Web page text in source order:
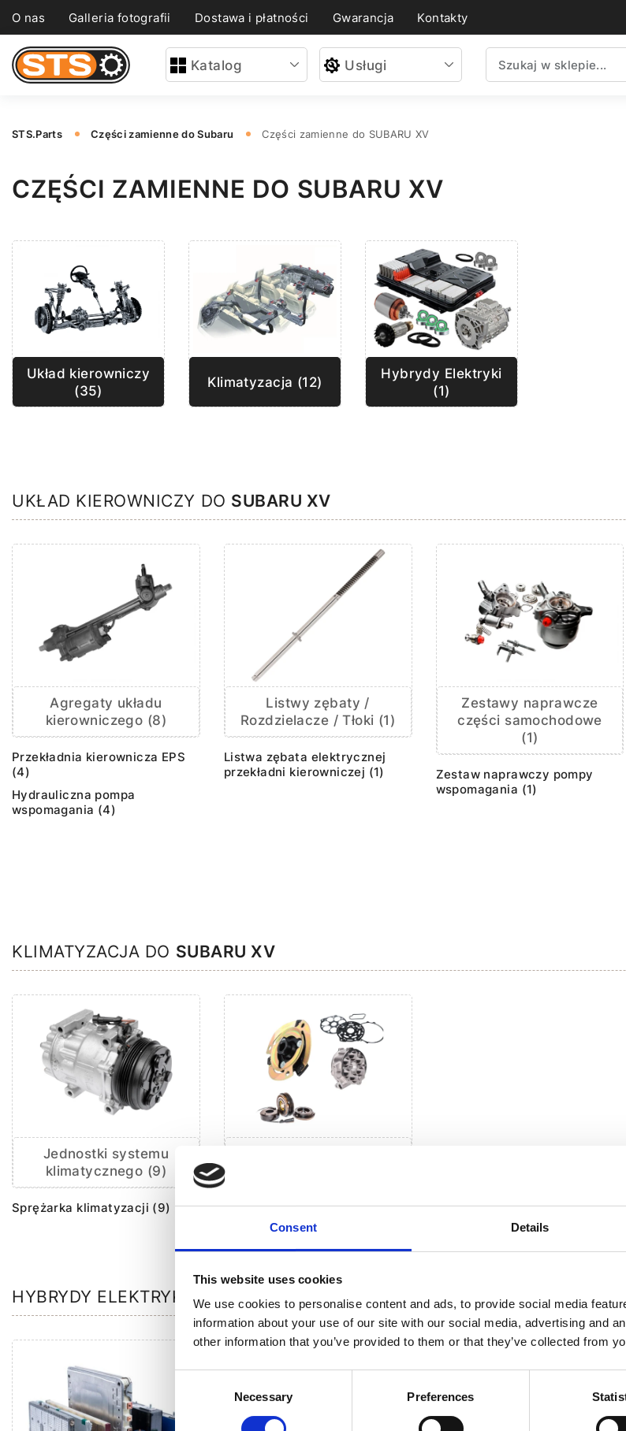
Consent Details
This website uses cookies
We use cookies to personalise content and ads, to provide social media
information about your use of our site with our social media, advertising and
other information that you’ve provided to them or that they’ve collected from
Necessary Preferences
O nas Galleria fotografii Dostawa i płatności Gwarancja Kontakty
Katalog Usługi
STS.Parts Części zamienne do Subaru Części zamienne do SUBARU XV
CZĘŚCI ZAMIENNE DO SUBARU XV
Układ kierowniczy
(35)
Klimatyzacja (12)
Hybrydy Elektryki
(1)
UKŁAD KIEROWNICZY DO SUBARU XV
Agregaty układu
kierowniczego (8)
Przekładnia kierownicza EPS
(4)
Hydrauliczna pompa
wspomagania (4)
Listwy zębaty /
Rozdzielacze / Tłoki (1)
Listwa zębata elektrycznej
przekładni kierowniczej (1)
Zestawy naprawcze
części samochodowe
(1)
Zestaw naprawczy pompy
wspomagania (1)
KLIMATYZACJA DO SUBARU XV
Jednostki systemu
klimatycznego (9)
Sprężarka klimatyzacji (9)
sprężarki klimatyzacji (3)
HYBRYDY ELEKTRYKI DOSUBARU XV